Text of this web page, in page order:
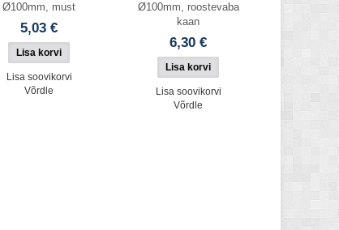
Ø100mm, must
5,03 €
Lisa soovikorvi
Võrdle
Ø100mm, roostevaba
kaan
6,30 €
Lisa soovikorvi
Võrdle